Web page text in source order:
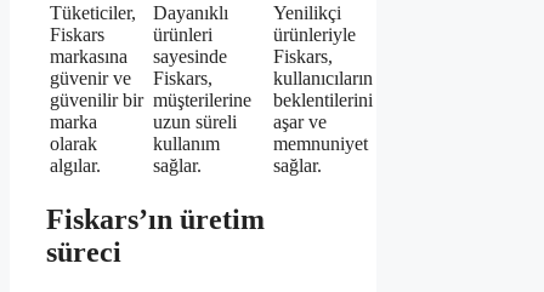
Tüketiciler,
Fiskars
markasına
güvenir ve
güvenilir bir
marka
olarak
algılar.
Dayanıklı
ürünleri
sayesinde
Fiskars,
müşterilerine
uzun süreli
kullanım
sağlar.
Yenilikçi
ürünleriyle
Fiskars,
kullanıcıların
beklentilerini
aşar ve
memnuniyet
sağlar.
Fiskars’ın üretim
süreci